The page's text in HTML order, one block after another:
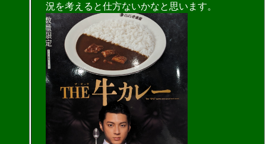
況を考えると仕方ないかなと思います。